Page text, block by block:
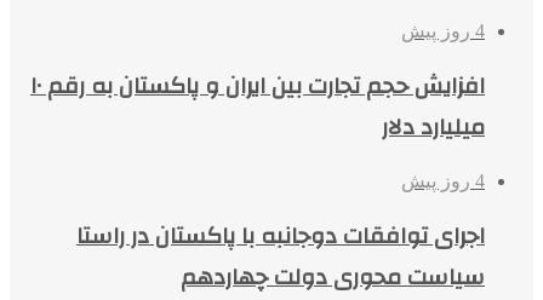
4 روز پیش
افزایش حجم تجارت بین ایران و پاکستان به رقم ۱۰
میلیارد دلار
4 روز پیش
اجرای توافقات دوجانبه با پاکستان در راستا
سیاست محوری دولت چهاردهم